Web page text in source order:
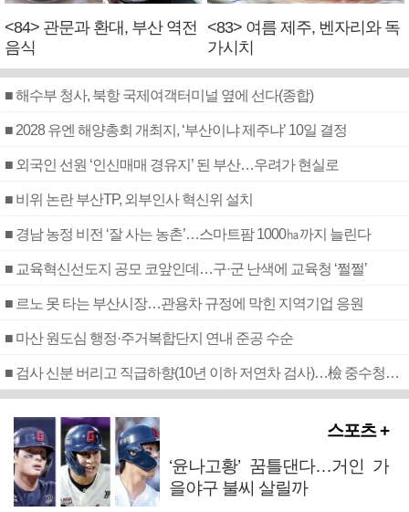
<84> 관문과 환대, 부산 역전
음식
<83> 여름 제주, 벤자리와 독
가시치
■ 해수부 청사, 북항 국제여객터미널 옆에 선다(종합)
■ 2028 유엔 해양총회 개최지, ‘부산이냐 제주냐’ 10일 결정
■ 외국인 선원 ‘인신매매 경유지’ 된 부산…우려가 현실로
■ 비위 논란 부산TP, 외부인사 혁신위 설치
■ 경남 농정 비전 ‘잘 사는 농촌’…스마트팜 1000㏊까지 늘린다
■ 교육혁신선도지 공모 코앞인데…구·군 난색에 교육청 ‘쩔쩔’
■ 르노 못 타는 부산시장…관용차 규정에 막힌 지역기업 응원
■ 마산 원도심 행정·주거복합단지 연내 준공 수순
■ 검사 신분 버리고 직급하향(10년 이하 저연차 검사)…檢 중수청행 기피
스포츠 +
‘윤나고황’ 꿈틀댄다…거인 가
을야구 불씨 살릴까